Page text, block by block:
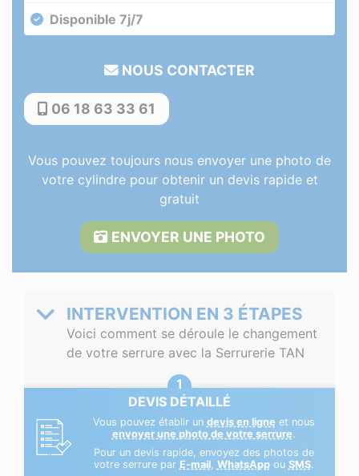
Disponible 7j/7
NOUS CONTACTER
06 18 63 33 61
Vous pouvez toujours nous envoyer une photo de
votre cylindre pour obtenir un devis rapide et
gratuit
ENVOYER UNE PHOTO
INTERVENTION EN 3 ÉTAPES
Voici comment se déroule le changement
de votre serrure avec la Serrurerie TAN
DEVIS DÉTAILLÉ
Vous pouvez établir un devis en ligne et nous
envoyer une photo de votre serrure.
Pour un devis rapide, envoyez des photos de
votre serrure par E-mail, WhatsAppou SMS.